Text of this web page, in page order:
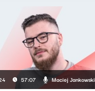
57:07 Maciej Jankowski